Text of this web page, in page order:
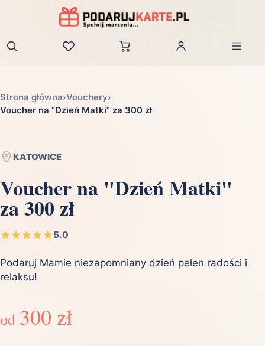
Zaloguj
Strona główna›Vouchery›
Voucher na "Dzień Matki" za 300 zł
KATOWICE
Voucher na "Dzień Matki"
za 300 zł
5.0
Podaruj Mamie niezapomniany dzień pełen radości i
relaksu!
od 300 zł